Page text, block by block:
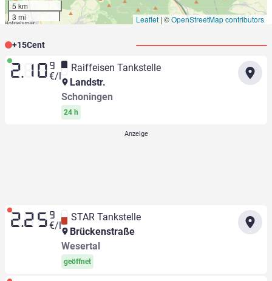
5 km
3 mi
Leaflet | ©OpenStreetMap contributors
+15Cent
2.10 9
€/l
Raiffeisen Tankstelle
Landstr.
Schoningen
24 h
2.25 9
€/l
STAR Tankstelle
Brückenstraße
Wesertal
geöffnet